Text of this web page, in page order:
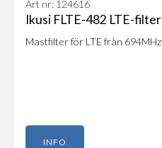
Art nr: 124616
Ikusi FLTE-482 LTE-filter
Mastfilter för LTE från 694MHz
INFO